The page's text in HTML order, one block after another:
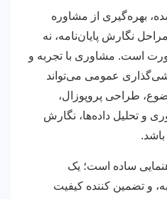
بهره‌گیری از مشاوره
نگارش پایان‌نامه، نه
است. مشاوری با تجربه و
عمومی می‌تواند
طراحی پروپوزال،
و تحلیل داده‌ها، نگارش
ساده است؛ یک
و تضمین کننده کیفیت